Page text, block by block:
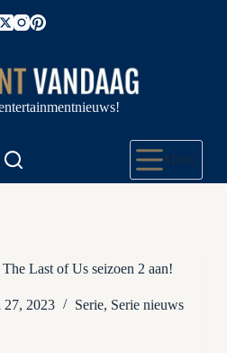
Menu
Last of Us seizoen 2 aan!
27, 2023 Serie, Serie nieuws